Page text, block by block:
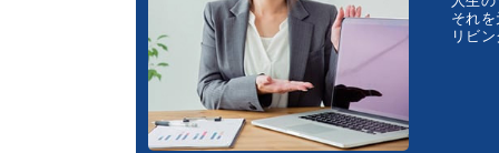
それ
リビ